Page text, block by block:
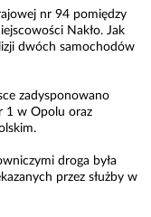
nr 94 pomiędzy
Nakło. Jak
dwóch samochodów
zadysponowano
1 w Opolu oraz
droga była
przez służby w